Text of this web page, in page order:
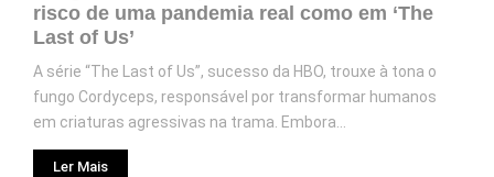
risco de uma pandemia real como em ‘The
Last of Us’
A série “The Last of Us”, sucesso da HBO, trouxe à tona o
fungo Cordyceps, responsável por transformar humanos
em criaturas agressivas na trama. Embora...
Ler Mais